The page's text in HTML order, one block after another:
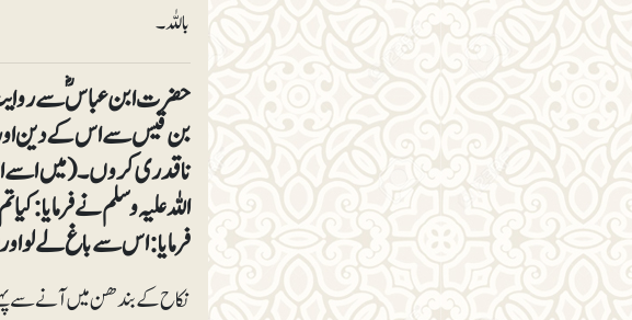
باللہ۔
حضرت ابن عباسؓ سے روایت
بن قیس سے اس کے دین اور
ناقدری کروں۔ (میں اسے
اللہ علیہ وسلم نے
فرمایا: اس سے باغ لے لو
نکاح کے بندھن میں آنے سے